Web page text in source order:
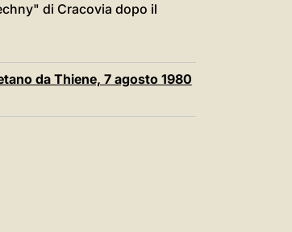
di Cracovia dopo il
da Thiene, 7 agosto 1980